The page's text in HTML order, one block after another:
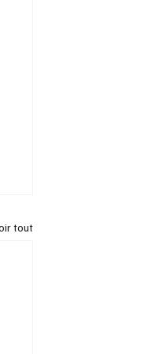
tout